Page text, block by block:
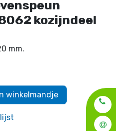
kozijndeel
mm.
winkelmandje